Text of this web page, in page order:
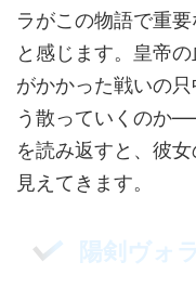
ラがこの物語で重
と感じます。皇帝
がかかった戦いの
う散っていくのか
を読み返すと、彼
見えてきます。
陽剣ヴォ